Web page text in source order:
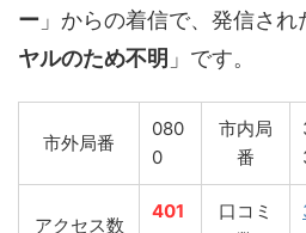
ー 」からの着信で、発信され
ヤルのため不明 」です。
市外局番
080
0
市内局
番
アクセス数
401
口コミ